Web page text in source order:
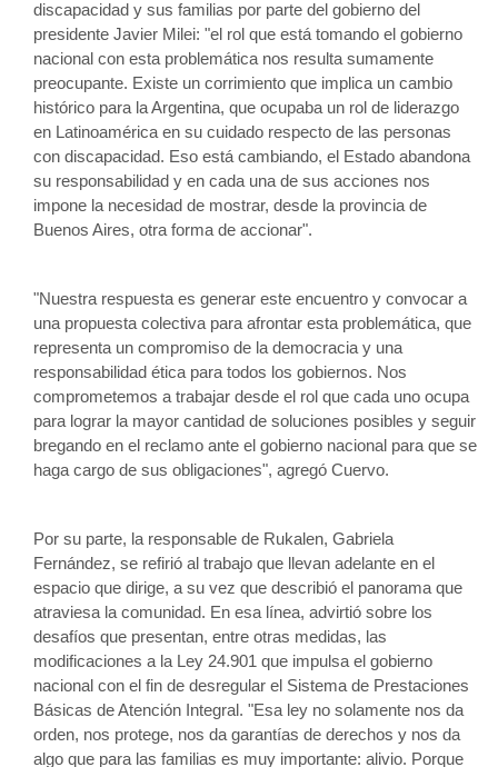
discapacidad y sus familias por parte del gobierno del
presidente Javier Milei: "el rol que está tomando el gobierno
nacional con esta problemática nos resulta sumamente
preocupante. Existe un corrimiento que implica un cambio
histórico para la Argentina, que ocupaba un rol de liderazgo
en Latinoamérica en su cuidado respecto de las personas
con discapacidad. Eso está cambiando, el Estado abandona
su responsabilidad y en cada una de sus acciones nos
impone la necesidad de mostrar, desde la provincia de
Buenos Aires, otra forma de accionar".
"Nuestra respuesta es generar este encuentro y convocar a
una propuesta colectiva para afrontar esta problemática, que
representa un compromiso de la democracia y una
responsabilidad ética para todos los gobiernos. Nos
comprometemos a trabajar desde el rol que cada uno ocupa
para lograr la mayor cantidad de soluciones posibles y seguir
bregando en el reclamo ante el gobierno nacional para que se
haga cargo de sus obligaciones", agregó Cuervo.
Por su parte, la responsable de Rukalen, Gabriela
Fernández, se refirió al trabajo que llevan adelante en el
espacio que dirige, a su vez que describió el panorama que
atraviesa la comunidad. En esa línea, advirtió sobre los
desafíos que presentan, entre otras medidas, las
modificaciones a la Ley 24.901 que impulsa el gobierno
nacional con el fin de desregular el Sistema de Prestaciones
Básicas de Atención Integral. "Esa ley no solamente nos da
orden, nos protege, nos da garantías de derechos y nos da
algo que para las familias es muy importante: alivio. Porque